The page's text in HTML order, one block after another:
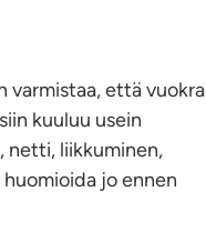
varmistaa, että vuokra
kuuluu usein
netti, liikkuminen,
jo ennen